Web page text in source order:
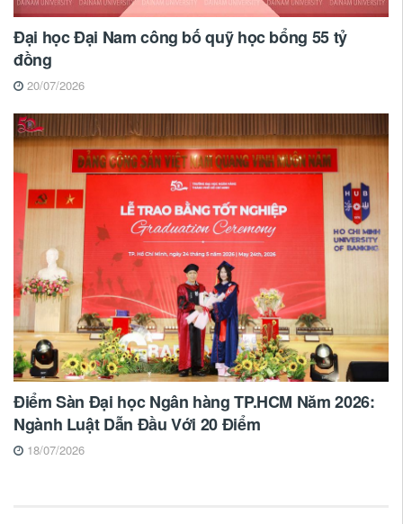
Đại học Đại Nam công bố quỹ học bổng 55 tỷ
đồng
20/07/2026
Điểm Sàn Đại học Ngân hàng TP.HCM Năm 2026:
Ngành Luật Dẫn Đầu Với 20 Điểm
18/07/2026